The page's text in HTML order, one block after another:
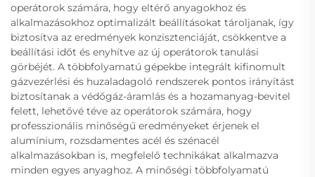
operátorok számára, hogy eltérő anyagokhoz és
alkalmazásokhoz optimalizált beállításokat tároljanak, így
biztosítva az eredmények konzisztenciáját, csökkentve a
beállítási időt és enyhítve az új operátorok tanulási
görbéjét. A többfolyamatú gépekbe integrált kifinomult
gázvezérlési és huzaladagoló rendszerek pontos irányítást
biztosítanak a védőgáz-áramlás és a hozamanyag-bevitel
felett, lehetővé téve az operátorok számára, hogy
professzionális minőségű eredményeket érjenek el
alumínium, rozsdamentes acél és szénacél
alkalmazásokban is, megfelelő technikákat alkalmazva
minden egyes anyaghoz. A minőségi többfolyamatú